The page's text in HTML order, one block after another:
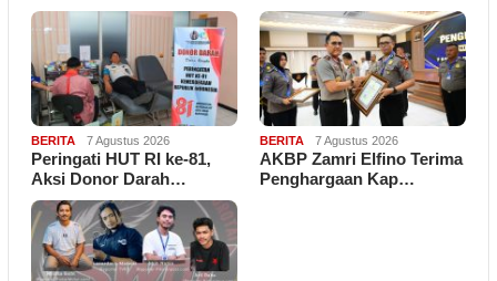
BERITA 7 Agustus 2026
Peringati HUT RI ke-81,
Aksi Donor Darah…
BERITA 7 Agustus 2026
AKBP Zamri Elfino Terima
Penghargaan Kap…